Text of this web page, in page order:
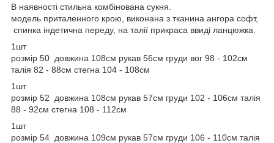
В наявності стильна комбінована сукня.
модель приталенного крою, виконана з тканина ангора софт,
спинка індетична переду, на талії прикраса ввиді ланцюжка.
1шт
розмір 50 довжина 108см рукав 56см груди вог 98 - 102см
талія 82 - 88см стегна 104 - 108см
1шт
розмір 52 довжина 108см рукав 57см груди 102 - 106см талія
88 - 92см стегна 108 - 112см
1шт
розмір 54 довжина 109см рукав 57см груди 106 - 110см талія